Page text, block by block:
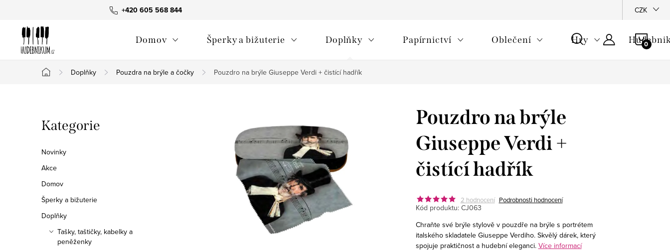
+420 605 568 844 CZK
Domov Šperky a bižuterie Doplňky Papírnictví Oblečení Hry
Domů
Doplňky Pouzdra na brýle a čočky Pouzdro na brýle Giuseppe Verdi + čistící hadřík
o
s
t
r
a
n
Přeskočit
kategorie
Kategorie
Novinky
Akce
Domov
Šperky a bižuterie
Doplňky
Tašky, taštičky, kabelky a
peněženky
Pouzdro na brýle
Giuseppe Verdi +
čistící hadřík
2 hodnocení Podrobnosti hodnocení
Kód produktu: CJ063
Chraňte své brýle stylově v pouzdře na brýle s portrétem
italského skladatele Giuseppe Verdiho. Skvělý dárek, který
spojuje praktičnost a hudební eleganci. Více informací